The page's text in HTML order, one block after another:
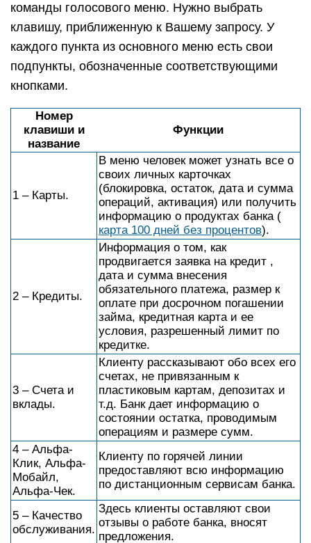
команды голосового меню. Нужно выбрать
клавишу, приближенную к Вашему запросу. У
каждого пункта из основного меню есть свои
подпункты, обозначенные соответствующими
кнопками.
Номер
клавиши и
название
Функции
1 – Карты.
В меню человек может узнать все о
своих личных карточках
(блокировка, остаток, дата и сумма
операций, активация) или получить
информацию о продуктах банка (
карта 100 дней без процентов).
2 – Кредиты.
Информация о том, как
продвигается заявка на кредит ,
дата и сумма внесения
обязательного платежа, размер к
оплате при досрочном погашении
займа, кредитная карта и ее
условия, разрешенный лимит по
кредитке.
3 – Счета и
вклады.
Клиенту рассказывают обо всех его
счетах, не привязанным к
пластиковым картам, депозитах и
т.д. Банк дает информацию о
состоянии остатка, проводимым
операциям и размере сумм.
4 – Альфа-
Клик, Альфа-
Мобайл,
Альфа-Чек.
Клиенту по горячей линии
предоставляют всю информацию
по дистанционным сервисам банка.
5 – Качество
обслуживания.
Здесь клиенты оставляют свои
отзывы о работе банка, вносят
предложения.